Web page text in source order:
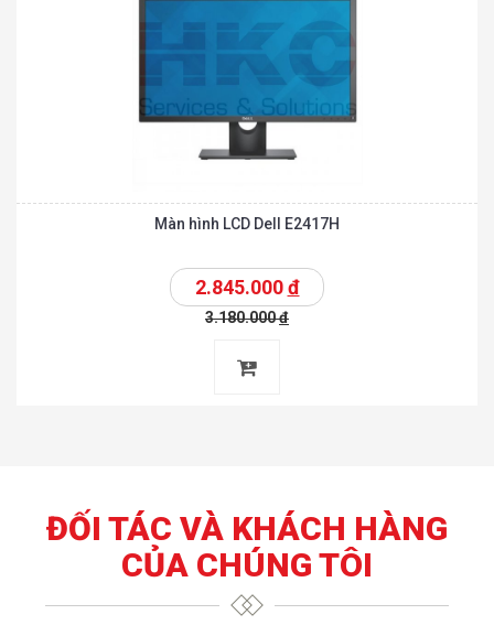
Màn hình LCD Dell E2417H
2.845.000đ
3.180.000đ
ĐỐI TÁC VÀ KHÁCH HÀNG
CỦA CHÚNG TÔI